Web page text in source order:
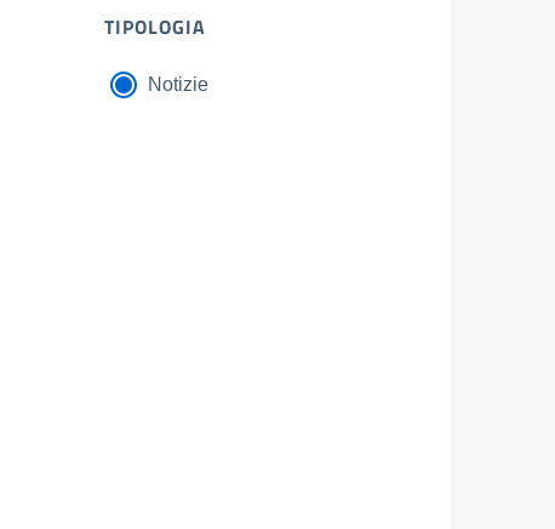
TIPOLOGIA
tipologia di articoli
Notizie